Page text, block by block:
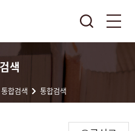
색
통합검색 통합검색